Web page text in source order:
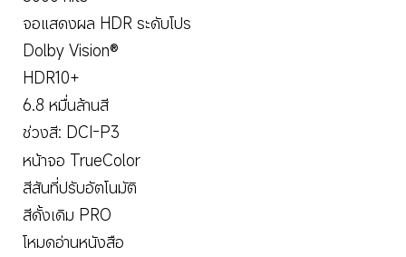
จอแสดงผล HDR ระดับโปร
Dolby Vision®
HDR10+
6.8 หมื่นล้านสี
ช่วงสี: DCI-P3
หน้าจอ TrueColor
สีสันที่ปรับอัตโนมัติ
สีดั้งเดิม PRO
โหมดอ่านหนังสือ